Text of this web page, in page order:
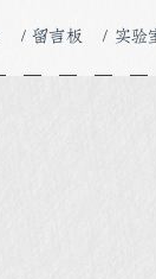
/ 留言板 / 实验